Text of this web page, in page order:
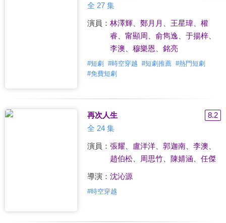
全 27 集
演員： 林澤輝、 鄭月月 王星瑋、 權
睿
甯顯周 俞雋逸 于揚梓、
李澳
穆樂恩 銘亮
#短劇 #時空穿越 #短劇推薦 #熱門短劇
#免費短劇
再次人生
8.2
全 24 集
演員： 張耀 盧洋洋、 郭迦南、 李澳
趙伯松、 周思竹、 陳婧涵 任傑
導演： 沈沁源
#時空穿越